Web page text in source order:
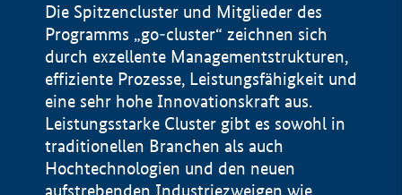
Die Spitzencluster und Mitglieder des
Programms „go-cluster“ zeichnen sich
durch exzellente Managementstrukturen,
effiziente Prozesse, Leistungsfähigkeit und
eine sehr hohe Innovationskraft aus.
Leistungsstarke Cluster gibt es sowohl in
traditionellen Branchen als auch
Hochtechnologien und den neuen
aufstrebenden Industriezweigen wie